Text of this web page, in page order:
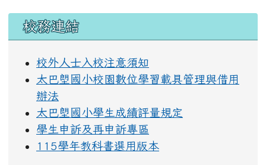
左邊區域內容
校務連結
校外人士入校注意須知
太巴塱國小校園數位學習載具管理與借用
辦法
太巴塱國小學生成績評量規定
學生申訴及再申訴專區
115學年教科書選用版本